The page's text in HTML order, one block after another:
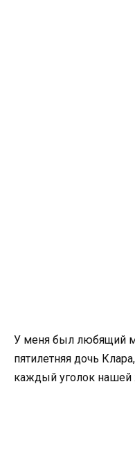
У меня был любящий
пятилетняя дочь
каждый уголок нашей